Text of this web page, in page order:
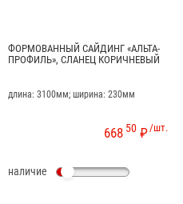
ФОРМОВАННЫЙ САЙДИНГ «АЛЬТА-
ПРОФИЛЬ», СЛАНЕЦ КОРИЧНЕВЫЙ
длина: 3100мм; ширина: 230мм
/шт.
668 50 ₽
наличие